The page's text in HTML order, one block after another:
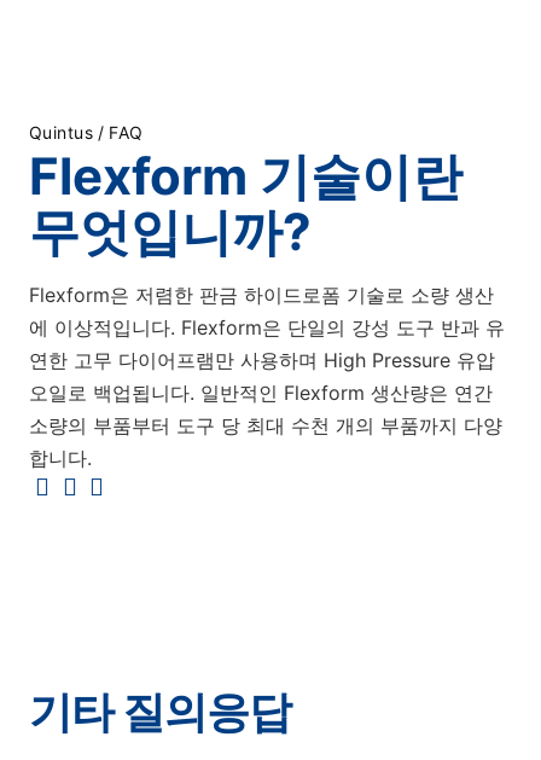
Quintus / FAQ
Flexform 기술이란
무엇입니까?
Flexform은 저렴한 판금 하이드로폼 기술로 소량 생산
에 이상적입니다. Flexform은 단일의 강성 도구 반과 유
연한 고무 다이어프램만 사용하며 High Pressure 유압
오일로 백업됩니다. 일반적인 Flexform 생산량은 연간
소량의 부품부터 도구 당 최대 수천 개의 부품까지 다양
합니다.
기타 질의응답